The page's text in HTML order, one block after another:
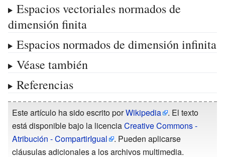
Espacios vectoriales normados de
dimensión finita
Espacios normados de dimensión infinita
Véase también
Referencias
Este artículo ha sido escrito porWikipedia
. El texto
está disponible bajo la licenciaCreative Commons -
Atribución - CompartirIgual
. Pueden aplicarse
cláusulas adicionales a los archivos multimedia.